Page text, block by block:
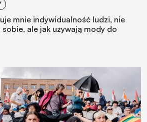
mnie indywidualność ludzi, nie
ale jak używają mody do